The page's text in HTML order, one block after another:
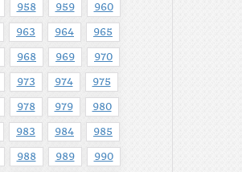
958 959 960
963 964 965
968 969 970
973 974 975
978 979 980
983 984 985
988 989 990